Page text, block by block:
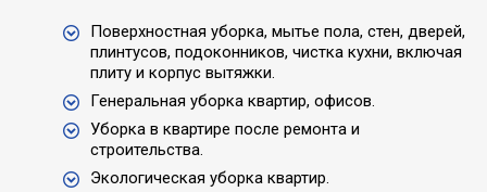
Поверхностная уборка, мытье пола, стен, дверей,
плинтусов, подоконников, чистка кухни, включая
плиту и корпус вытяжки.
Генеральная уборка квартир, офисов.
Уборка в квартире после ремонта и
строительства.
Экологическая уборка квартир.